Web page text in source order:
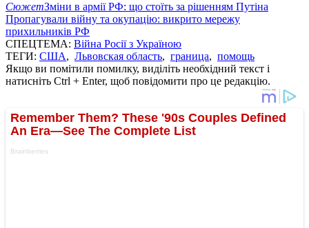
СюжетЗміни в армії РФ: що стоїть за рішенням Путіна
Пропагували війну та окупацію: викрито мережу
прихильників РФ
СПЕЦТЕМА: Війна Росії з Україною
ТЕГИ: США, Львовская область, граница, помощь
Якщо ви помітили помилку, виділіть необхідний текст і
натисніть Ctrl + Enter, щоб повідомити про це редакцію.